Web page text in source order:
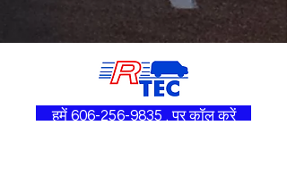
हमें 606-256-9835 . पर कॉल करें